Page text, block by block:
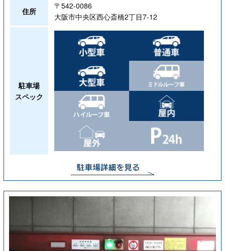
住所
〒542-0086
大阪市中央区西心斎橋2丁目7-12
駐車場
スペック